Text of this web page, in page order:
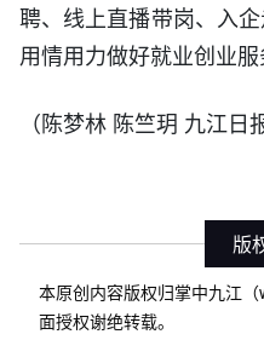
聘、线上直播带岗、入
用情用力做好就业创业服
（陈梦林 陈竺玥 九江日
版
本原创内容版权归掌中九江
面授权谢绝转载。